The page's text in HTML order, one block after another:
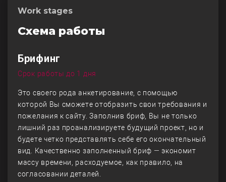
Work stages
Схема работы
Брифинг
Срок работы до 1 дня
Это своего рода анкетирование, с помощью
которой Вы сможете отобразить свои требования и
пожелания к сайту. Заполнив бриф, Вы не только
лишний раз проанализируете будущий проект, но и
будете четко представлять себе его окончательный
вид. Качественно заполненный бриф — экономит
массу времени, расходуемое, как правило, на
согласовании деталей.